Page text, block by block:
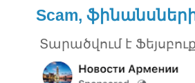
Scam,
Տարածվում է